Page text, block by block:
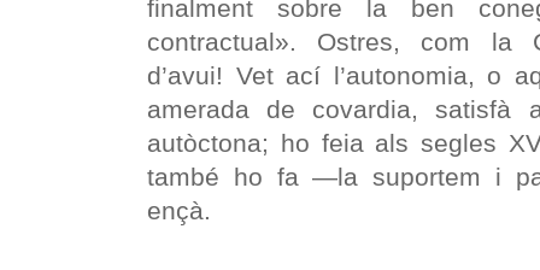
finalment sobre la ben
contractual». Ostres, com la
d’avui! Vet ací l’autonomia, o
amerada de covardia, satisfà
autòctona; ho feia als segles
també ho fa —la suportem i
ençà.